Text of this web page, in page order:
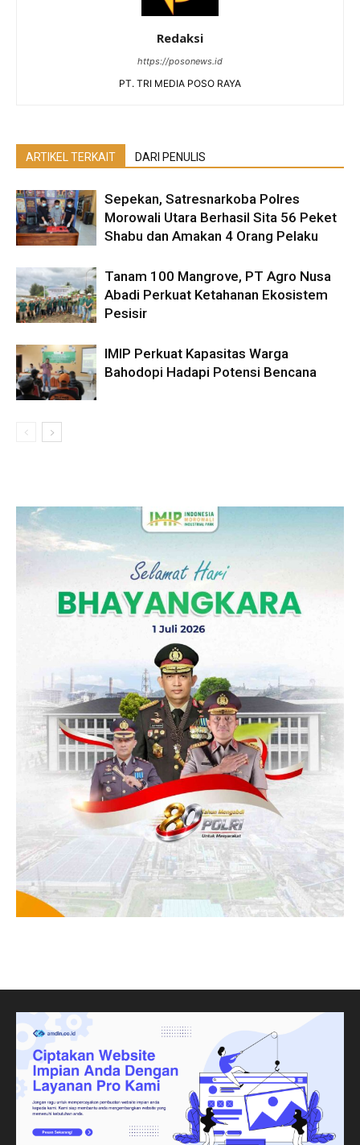
Redaksi
https://posonews.id
PT. TRI MEDIA POSO RAYA
ARTIKEL TERKAIT DARI PENULIS
Sepekan, Satresnarkoba Polres
Morowali Utara Berhasil Sita 56 Peket
Shabu dan Amakan 4 Orang Pelaku
Tanam 100 Mangrove, PT Agro Nusa
Abadi Perkuat Ketahanan Ekosistem
Pesisir
IMIP Perkuat Kapasitas Warga
Bahodopi Hadapi Potensi Bencana